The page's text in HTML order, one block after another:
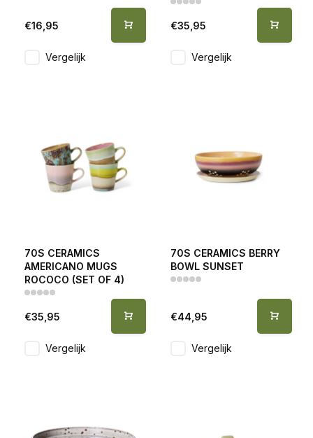
€16,95
Vergelijk
€35,95
Vergelijk
70S CERAMICS
AMERICANO MUGS
ROCOCO (SET OF 4)
€35,95
Vergelijk
70S CERAMICS BERRY
BOWL SUNSET
€44,95
Vergelijk